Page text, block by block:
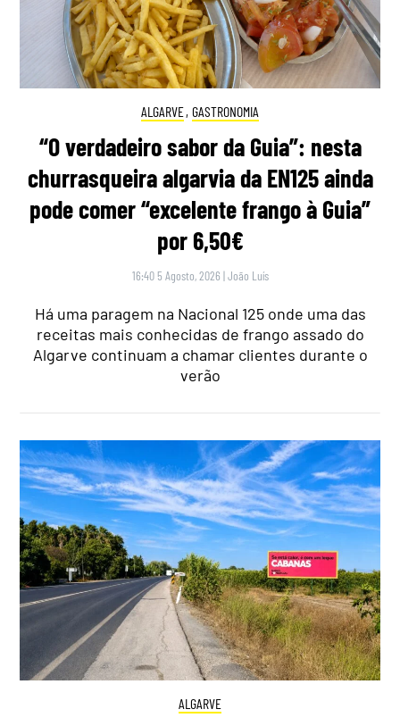
ALGARVE, GASTRONOMIA
“O verdadeiro sabor da Guia”: nesta
churrasqueira algarvia da EN125 ainda
pode comer “excelente frango à Guia”
por 6,50€
16:40 5 Agosto, 2026 |João Luís
Há uma paragem na Nacional 125 onde uma das
receitas mais conhecidas de frango assado do
Algarve continuam a chamar clientes durante o
verão
ALGARVE